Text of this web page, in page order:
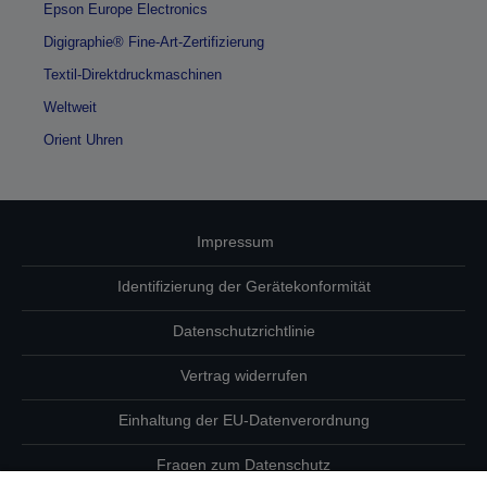
Epson Europe Electronics
Digigraphie® Fine-Art-Zertifizierung
Textil-Direktdruckmaschinen
Weltweit
Orient Uhren
Impressum
Identifizierung der Gerätekonformität
Datenschutzrichtlinie
Vertrag widerrufen
Einhaltung der EU-Datenverordnung
Fragen zum Datenschutz